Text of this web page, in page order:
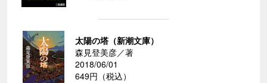
太陽の塔（新潮文庫）
森見登美彦／著
2018/06/01
649円（税込）